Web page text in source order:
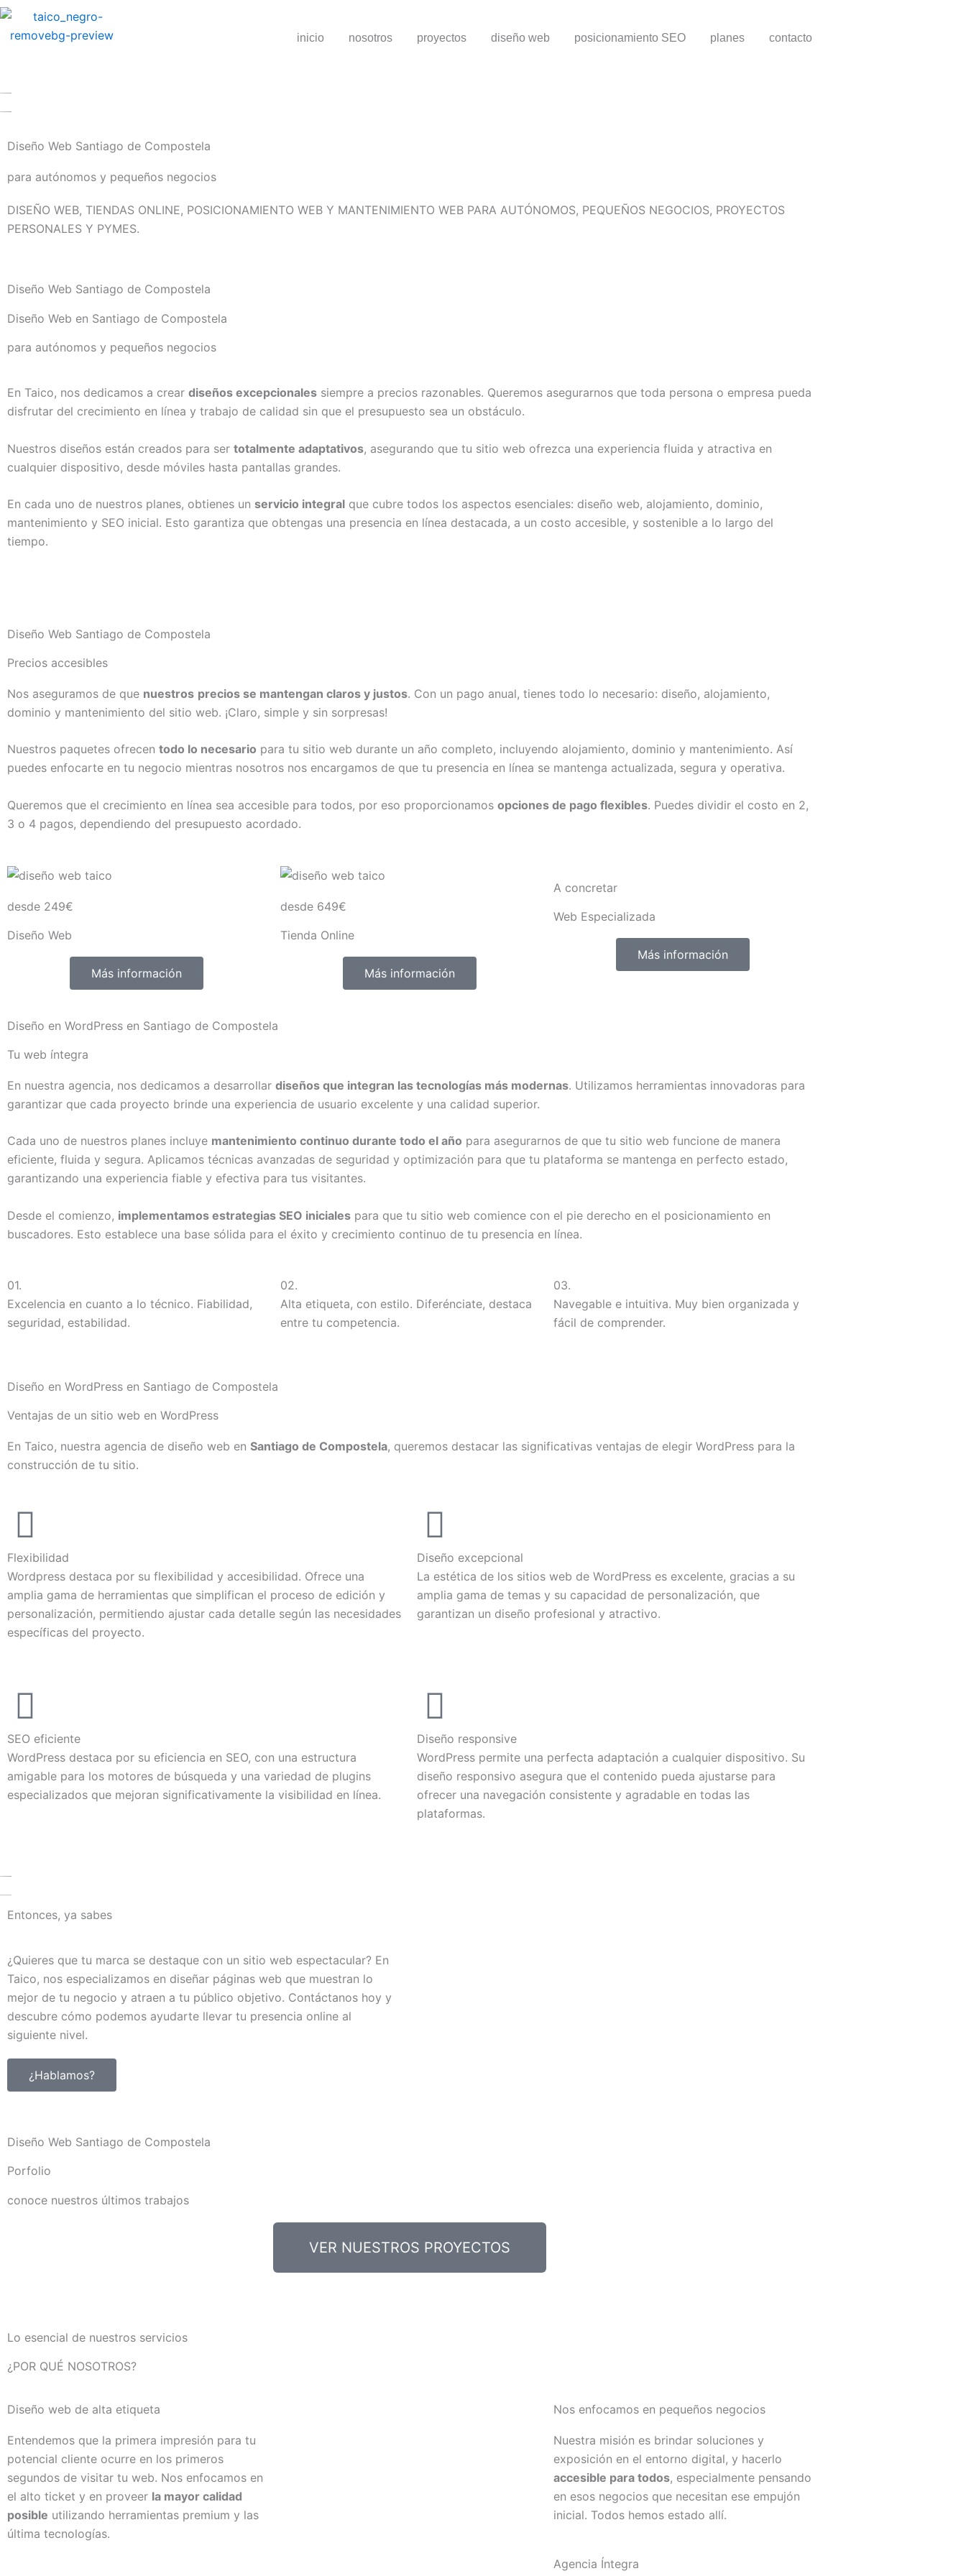
Ir
inicio nosotros proyectos diseño web posicionamiento SEO planes contacto
Diseño Web Santiago de Compostela
para autónomos y pequeños negocios
DISEÑO WEB, TIENDAS ONLINE, POSICIONAMIENTO WEB Y MANTENIMIENTO WEB PARA AUTÓNOMOS, PEQUEÑOS NEGOCIOS, PROYECTOS
PERSONALES Y PYMES.
Diseño Web Santiago de Compostela
Diseño Web en Santiago de Compostela
para autónomos y pequeños negocios
En Taico, nos dedicamos a crear diseños excepcionales siempre a precios razonables. Queremos asegurarnos que toda persona o empresa pueda
disfrutar del crecimiento en línea y trabajo de calidad sin que el presupuesto sea un obstáculo.
Nuestros diseños están creados para ser totalmente adaptativos, asegurando que tu sitio web ofrezca una experiencia fluida y atractiva en
cualquier dispositivo, desde móviles hasta pantallas grandes.
En cada uno de nuestros planes, obtienes un servicio integral que cubre todos los aspectos esenciales: diseño web, alojamiento, dominio,
mantenimiento y SEO inicial. Esto garantiza que obtengas una presencia en línea destacada, a un costo accesible, y sostenible a lo largo del
tiempo.
Diseño Web Santiago de Compostela
Precios accesibles
Nos aseguramos de que nuestros precios se mantengan claros y justos. Con un pago anual, tienes todo lo necesario: diseño, alojamiento,
dominio y mantenimiento del sitio web. ¡Claro, simple y sin sorpresas!
Nuestros paquetes ofrecen todo lo necesario para tu sitio web durante un año completo, incluyendo alojamiento, dominio y mantenimiento. Así
puedes enfocarte en tu negocio mientras nosotros nos encargamos de que tu presencia en línea se mantenga actualizada, segura y operativa.
Queremos que el crecimiento en línea sea accesible para todos, por eso proporcionamos opciones de pago flexibles. Puedes dividir el costo en 2,
3 o 4 pagos, dependiendo del presupuesto acordado.
desde 249€
Diseño Web
Más información
desde 649€
Tienda Online
Más información
A concretar
Web Especializada
Más información
Diseño en WordPress en Santiago de Compostela
Tu web íntegra
En nuestra agencia, nos dedicamos a desarrollar diseños que integran las tecnologías más modernas. Utilizamos herramientas innovadoras para
garantizar que cada proyecto brinde una experiencia de usuario excelente y una calidad superior.
Cada uno de nuestros planes incluye mantenimiento continuo durante todo el año para asegurarnos de que tu sitio web funcione de manera
eficiente, fluida y segura. Aplicamos técnicas avanzadas de seguridad y optimización para que tu plataforma se mantenga en perfecto estado,
garantizando una experiencia fiable y efectiva para tus visitantes.
Desde el comienzo, implementamos estrategias SEO iniciales para que tu sitio web comience con el pie derecho en el posicionamiento en
buscadores. Esto establece una base sólida para el éxito y crecimiento continuo de tu presencia en línea.
01.
Excelencia en cuanto a lo técnico. Fiabilidad,
seguridad, estabilidad.
02.
Alta etiqueta, con estilo. Diferénciate, destaca
entre tu competencia.
03.
Navegable e intuitiva. Muy bien organizada y
fácil de comprender.
Diseño en WordPress en Santiago de Compostela
Ventajas de un sitio web en WordPress
En Taico, nuestra agencia de diseño web en Santiago de Compostela, queremos destacar las significativas ventajas de elegir WordPress para la
construcción de tu sitio.
Flexibilidad
Wordpress destaca por su flexibilidad y accesibilidad. Ofrece una
amplia gama de herramientas que simplifican el proceso de edición y
personalización, permitiendo ajustar cada detalle según las necesidades
específicas del proyecto.
Diseño excepcional
La estética de los sitios web de WordPress es excelente, gracias a su
amplia gama de temas y su capacidad de personalización, que
garantizan un diseño profesional y atractivo.
SEO eficiente
WordPress destaca por su eficiencia en SEO, con una estructura
amigable para los motores de búsqueda y una variedad de plugins
especializados que mejoran significativamente la visibilidad en línea.
Diseño responsive
WordPress permite una perfecta adaptación a cualquier dispositivo. Su
diseño responsivo asegura que el contenido pueda ajustarse para
ofrecer una navegación consistente y agradable en todas las
plataformas.
Entonces, ya sabes
¿Quieres que tu marca se destaque con un sitio web espectacular? En
Taico, nos especializamos en diseñar páginas web que muestran lo
mejor de tu negocio y atraen a tu público objetivo. Contáctanos hoy y
descubre cómo podemos ayudarte llevar tu presencia online al
siguiente nivel.
¿Hablamos?
Diseño Web Santiago de Compostela
Porfolio
conoce nuestros últimos trabajos
VER NUESTROS PROYECTOS
Lo esencial de nuestros servicios
¿POR QUÉ NOSOTROS?
Diseño web de alta etiqueta
Entendemos que la primera impresión para tu
potencial cliente ocurre en los primeros
segundos de visitar tu web. Nos enfocamos en
el alto ticket y en proveer la mayor calidad
posible utilizando herramientas premium y las
última tecnologías.
Nos enfocamos en pequeños negocios
Nuestra misión es brindar soluciones y
exposición en el entorno digital, y hacerlo
accesible para todos, especialmente pensando
en esos negocios que necesitan ese empujón
inicial. Todos hemos estado allí.
Agencia Íntegra